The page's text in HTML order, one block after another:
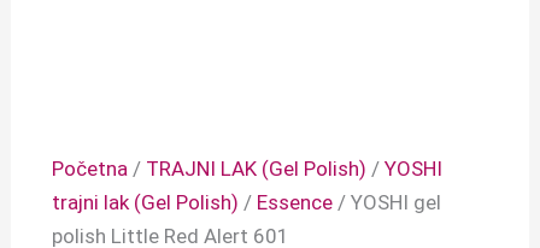
Početna / TRAJNI LAK (Gel Polish) /YOSHI
trajni lak (Gel Polish) / Essence / YOSHI gel
polish Little Red Alert 601